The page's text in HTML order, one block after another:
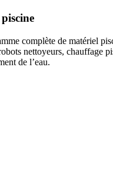
complète de matériel
nettoyeurs, chauffage
de l’eau.